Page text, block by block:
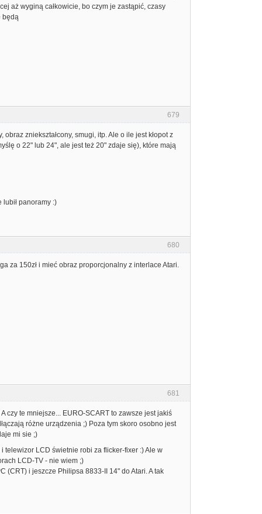
aż wyginą całkowicie, bo czym je zastąpić, czasy
będą
679
zniekształcony, smugi, itp. Ale o ile jest kłopot z
o 22" lub 24", ale jest też 20" zdaje się), które mają
panoramy :)
680
za 150zł i mieć obraz proporcjonalny z interlace Atari.
681
czy te mniejsze... EURO-SCART to zawsze jest jakiś
różne urządzenia ;) Poza tym skoro osobno jest
mi sie ;)
telewizor LCD świetnie robi za flicker-fixer :) Ale w
LCD-TV - nie wiem ;)
(CRT) i jeszcze Philipsa 8833-II 14" do Atari. A tak